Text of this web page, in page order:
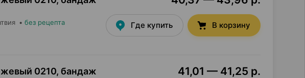
• без рецепта Где купить В корзину
0210, бандаж
41,01 — 41,25 р.